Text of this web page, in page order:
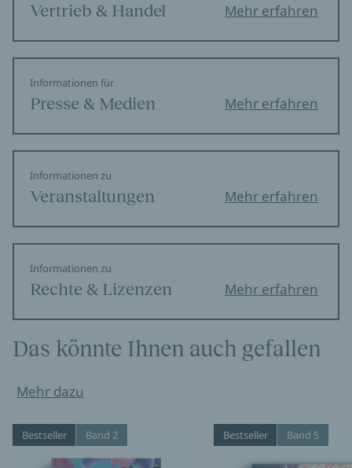
Vertrieb & Handel Mehr erfahren
Informationen für
Presse & Medien Mehr erfahren
Informationen zu
Veranstaltungen Mehr erfahren
Informationen zu
Rechte & Lizenzen Mehr erfahren
Das könnte Ihnen auch gefallen
Mehr dazu
Bestseller Band 2 Bestseller Band 5